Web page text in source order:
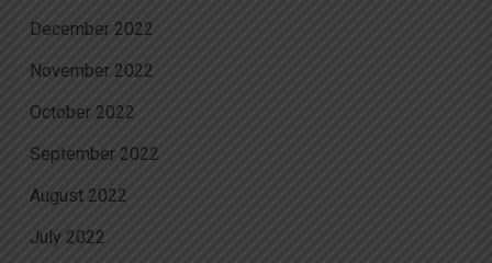
December 2022
November 2022
October 2022
September 2022
August 2022
July 2022